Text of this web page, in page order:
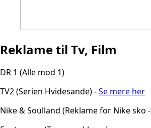
Reklame til Tv, Film
DR 1 (Alle mod 1)
TV2 (Serien Hvidesande) -Se mere her
Nike & Soulland (Reklame for Nike sko -